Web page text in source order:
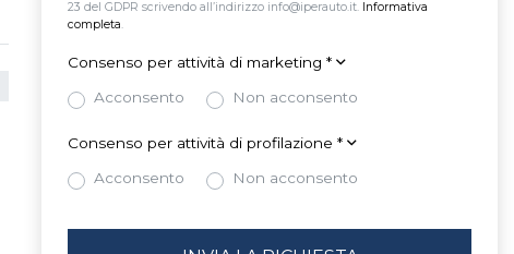
23 del GDPR scrivendo all’indirizzo info@iperauto.it. Informativa
completa.
Consenso per attività di marketing *
Acconsento
Non acconsento
Consenso per attività di profilazione *
Acconsento
Non acconsento